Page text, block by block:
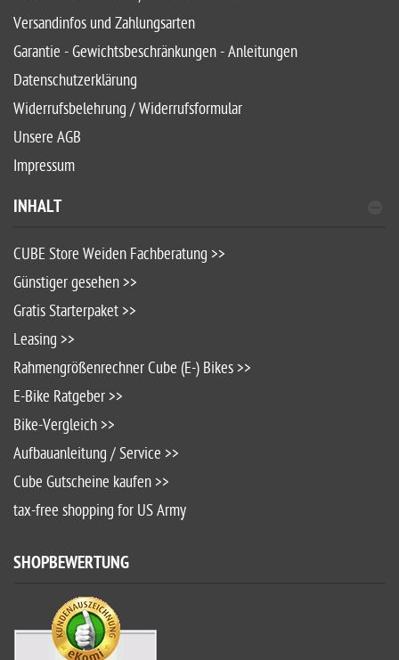
Versandinfos und Zahlungsarten
Garantie - Gewichtsbeschränkungen - Anleitungen
Datenschutzerklärung
Widerrufsbelehrung / Widerrufsformular
Unsere AGB
Impressum
INHALT
CUBE Store Weiden Fachberatung >>
Günstiger gesehen >>
Gratis Starterpaket >>
Leasing >>
Rahmengrößenrechner Cube (E-) Bikes >>
E-Bike Ratgeber >>
Bike-Vergleich >>
Aufbauanleitung / Service >>
Cube Gutscheine kaufen >>
tax-free shopping for US Army
SHOPBEWERTUNG